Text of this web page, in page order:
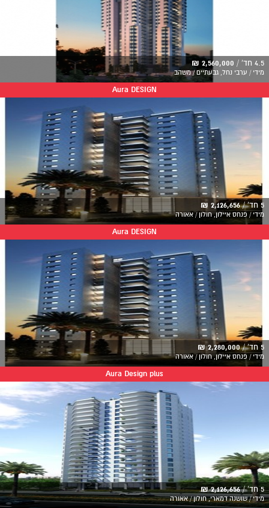
4.5 חד' / 2,560,000 ₪
מידי / ערבי נחל, גבעתיים / משהב
Aura DESIGN
5 חד' / 2,126,656 ₪
מידי / פנחס איילון, חולון / אאורה
Aura DESIGN
5 חד' / 2,280,000 ₪
מידי / פנחס איילון, חולון / אאורה
Aura Design plus
5 חד' / 2,126,656 ₪
מידי / שושנה דמארי, חולון / אאורה